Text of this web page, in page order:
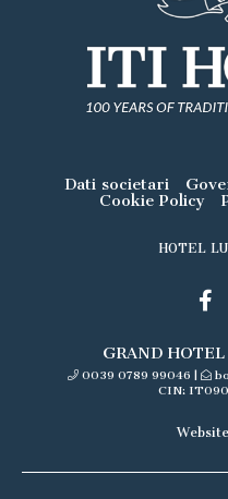
Dati societari
Cookie Policy
HOTEL
GRAND
0039 0789 99046 |
CIN: